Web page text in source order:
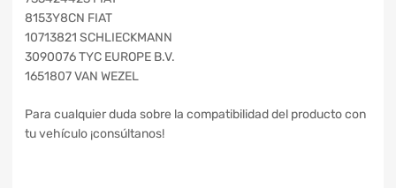
8153Y8CN FIAT
10713821 SCHLIECKMANN
3090076 TYC EUROPE B.V.
1651807 VAN WEZEL
Para cualquier duda sobre la compatibilidad del producto con
tu vehículo ¡consúltanos!